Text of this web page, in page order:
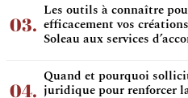
Les outils à connaître
efficacement vos
Soleau aux services
Quand et pourquoi
juridique pour renforcer